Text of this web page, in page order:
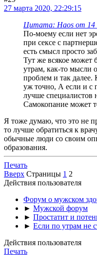
27 марта 2020, 22:29:15
Цитата: Haos от 14
По-моему если нет
при сексе с
есть смысл просто
Тут же всякое может
утрам, как-то мысли
проблем и так далее.
уж точно, А если и с
лучше специалистов
Самокопание может
Я тоже думаю, что это не
то лучше обратиться к
обычные люди со своим
образования.
Печать
Вверх Страницы 1 2
Действия пользователя
Форум о мужском
► Мужской форум
► Простатит и
► Если по утрам не
Действия пользователя
Печать